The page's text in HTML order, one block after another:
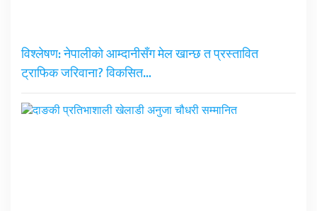
विश्लेषण: नेपालीको आम्दानीसँग मेल खान्छ त प्रस्तावित
ट्राफिक जरिवाना? विकसित…